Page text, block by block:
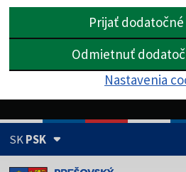
Prijať
Odmietnuť
Nastavenia
SKPSK